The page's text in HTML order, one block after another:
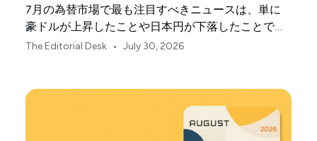
7月の為替市場で最も注目すべきニュースは、単に
豪ドルが上昇したことや日本円が下落したことでは
ありません。
The Editorial Desk • July 30, 2026